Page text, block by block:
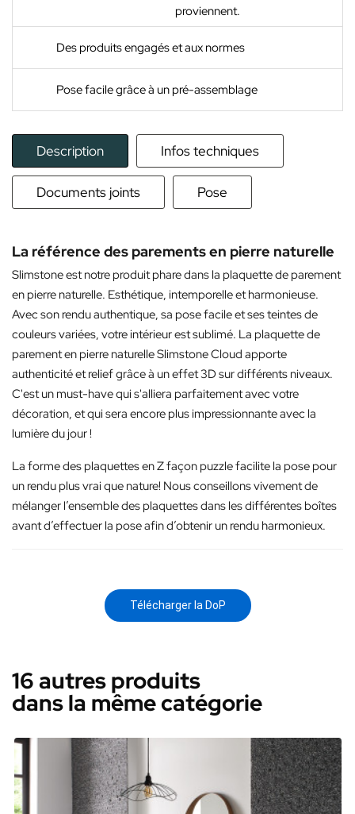
proviennent.
Des produits engagés et aux normes
Pose facile grâce à un pré-assemblage
Description Infos techniques
Documents joints Pose
La référence des parements en pierre naturelle
Slimstone est notre produit phare dans la plaquette de parement
en pierre naturelle. Esthétique, intemporelle et harmonieuse.
Avec son rendu authentique, sa pose facile et ses teintes de
couleurs variées, votre intérieur est sublimé. La plaquette de
parement en pierre naturelle Slimstone Cloud apporte
authenticité et relief grâce à un effet 3D sur différents niveaux.
C'est un must-have qui s'alliera parfaitement avec votre
décoration, et qui sera encore plus impressionnante avec la
lumière du jour !
La forme des plaquettes en Z façon puzzle facilite la pose pour
un rendu plus vrai que nature! Nous conseillons vivement de
mélanger l’ensemble des plaquettes dans les différentes boîtes
avant d’effectuer la pose afin d’obtenir un rendu harmonieux.
Télécharger la DoP
16 autres produits
dans la même catégorie